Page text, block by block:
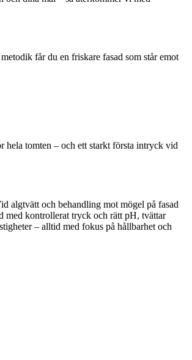
får du en friskare fasad som står emot
hela tomten – och ett starkt första intryck vid
algtvätt och behandling mot mögel på fasad
med kontrollerat tryck och rätt pH, tvättar
– alltid med fokus på hållbarhet och